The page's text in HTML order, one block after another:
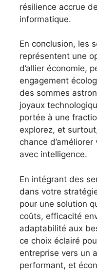
résilience accrue
informatique.
En conclusion, les
représentent une
d’allier économie,
engagement
des sommes
joyaux
portée à une
explorez, et
chance
avec intelligence.
En intégrant des
dans votre
pour une solution
coûts, efficacité
adaptabilité aux
ce choix éclairé
entreprise vers un
performant, et